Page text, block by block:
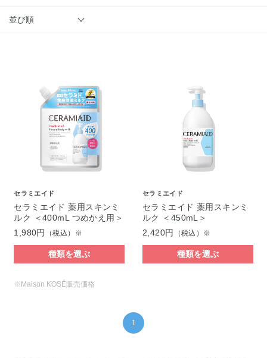
並び順
セラミエイド
セラミエイド 薬用スキンミ
ルク ＜400mL つめかえ用＞
1,980円
（税込）※
種類を選ぶ
セラミエイド
セラミエイド 薬用スキンミ
ルク ＜450mL＞
2,420円
（税込）※
種類を選ぶ
※Maison KOSÉ販売価格
1